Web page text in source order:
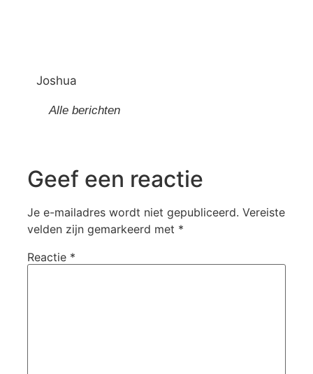
Joshua
Alle berichten
Geef een reactie
Je e-mailadres wordt niet gepubliceerd. Vereiste
velden zijn gemarkeerd met *
Reactie *